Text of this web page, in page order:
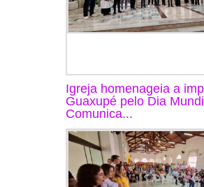
Igreja homenageia a
Guaxupé pelo Dia
Comunica...